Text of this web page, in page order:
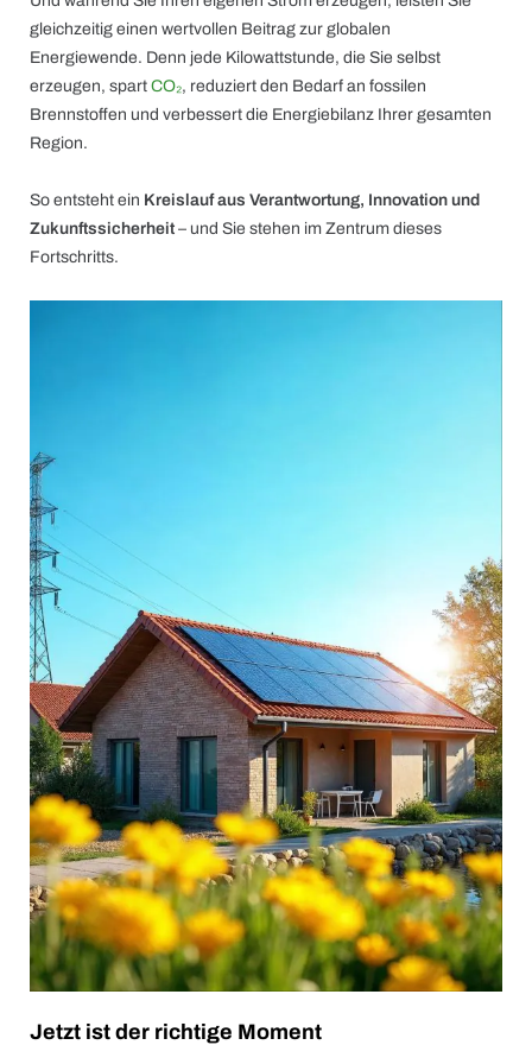
gleichzeitig einen wertvollen Beitrag zur globalen
Energiewende. Denn jede Kilowattstunde, die Sie selbst
erzeugen, spart CO₂, reduziert den Bedarf an fossilen
Brennstoffen und verbessert die Energiebilanz Ihrer gesamten
Region.
So entsteht ein Kreislauf aus Verantwortung, Innovation und
Zukunftssicherheit – und Sie stehen im Zentrum dieses
Fortschritts.
Jetzt ist der richtige Moment